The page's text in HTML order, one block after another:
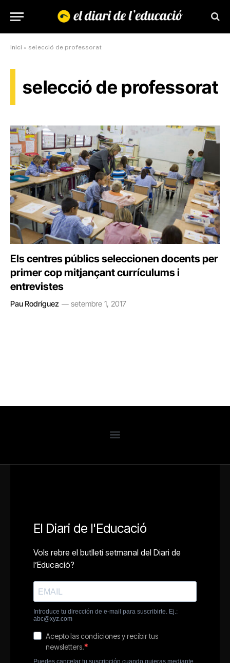
Inici » selecció de professorat
selecció de professorat
Els centres públics seleccionen docents per
primer cop mitjançant currículums i
entrevistes
Pau Rodríguez setembre 1, 2017